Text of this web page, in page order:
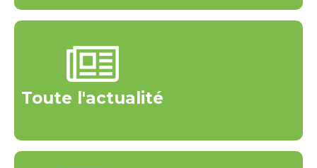
Toute l'actualité